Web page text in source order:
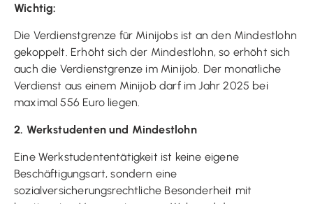
Wichtig:
Die Verdienstgrenze für Minijobs ist an den Mindestlohn
gekoppelt. Erhöht sich der Mindestlohn, so erhöht sich
auch die Verdienstgrenze im Minijob. Der monatliche
Verdienst aus einem Minijob darf im Jahr 2025 bei
maximal 556 Euro liegen.
2. Werkstudenten und Mindestlohn
Eine Werkstudententätigkeit ist keine eigene
Beschäftigungsart, sondern eine
sozialversicherungsrechtliche Besonderheit mit